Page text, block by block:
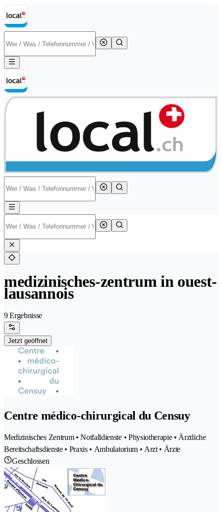
medizinisches-zentrum in ouest-
lausannois
9 Ergebnisse
Jetzt geöffnet
Centre médico-chirurgical du Censuy
Medizinisches Zentrum • Notfalldienste • Physiotherapie • Ärztliche
Bereitschaftsdienste • Praxis • Ambulatorium • Arzt • Ärzte
Geschlossen